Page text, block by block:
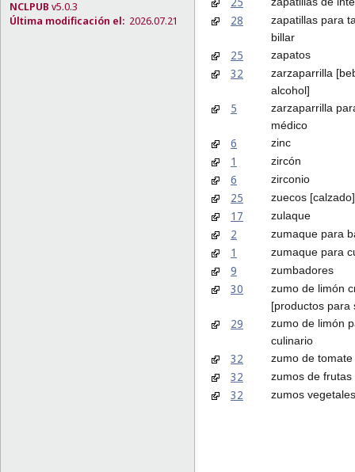
NCLPUB v5.0.3
Última modificación el: 2026.07.21 28
zapatillas para
billar
25 zapatos
32
zarzaparrilla
alcohol]
5
zarzaparrilla
médico
6 zinc
1 zircón
6 zirconio
25 zuecos [calzado]
17 zulaque
2 zumaque para
1 zumaque para
9 zumbadores
30
zumo de limón
[productos para
29
zumo de limón
culinario
32 zumo de
32 zumos de frutas
32 zumos